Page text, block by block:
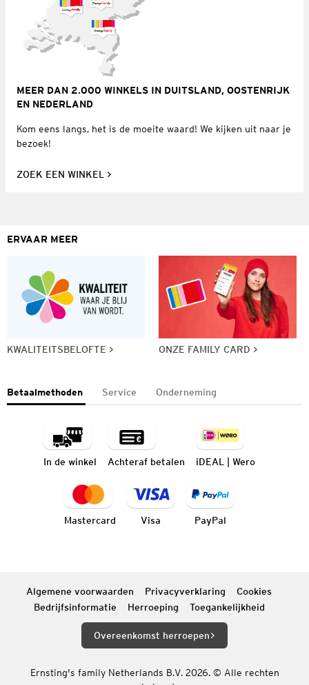
MEER DAN 2.000 WINKELS IN DUITSLAND, OOSTENRIJK
EN NEDERLAND
Kom eens langs, het is de moeite waard! We kijken uit naar je
bezoek!
ZOEK EEN WINKEL
ERVAAR MEER
KWALITEITSBELOFTE ONZE FAMILY CARD
Betaalmethoden Service Onderneming
In de winkel Achteraf betalen iDEAL | Wero
Mastercard Visa PayPal
Algemene voorwaarden Privacyverklaring
Cookies
Bedrijfsinformatie
Herroeping Toegankelijkheid
Overeenkomst herroepen
Ernsting's family Netherlands B.V. 2026. © Alle rechten